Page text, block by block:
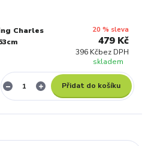
Charles
20 % sleva
479 Kč
396 Kčbez DPH
skladem
Přidat do košíku